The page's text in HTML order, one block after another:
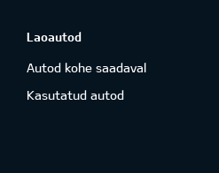
Laoautod
Autod kohe saadaval
Kasutatud autod